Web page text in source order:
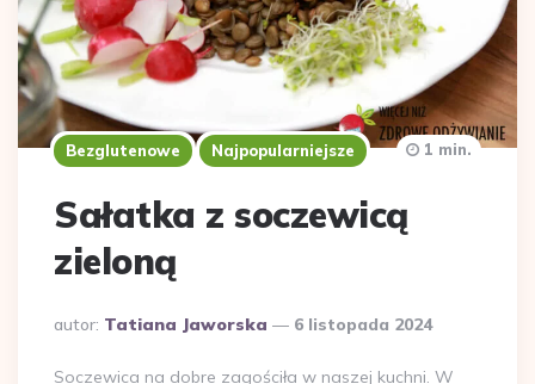
Bezglutenowe Najpopularniejsze
Sałatka z soczewicą
zieloną
Dodane
autor: Tatiana Jaworska 6 listopada 2024
1 min.
Soczewica na dobre zagościła w naszej kuchni. W